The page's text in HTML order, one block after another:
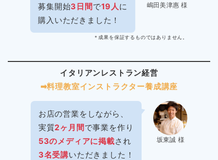
嶋田美津惠 様
募集開始3日間で19人 に
購入いただきました！
＊成果を保証するものではありません。
イタリアンレストラン経営
➡︎料理教室インストラクター養成講座
坂東誠 様
お店の営業をしながら、
実質2ヶ月間で事業を作り
53のメディアに掲載され
3名受講いただきました！